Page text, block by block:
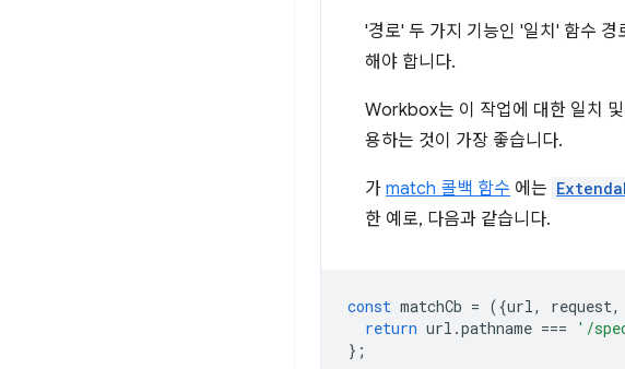
'경로' 두 가지 기능인 '일치' 함수
해야 합니다.
Workbox는 이 작업에 대한 일치
용하는 것이 가장 좋습니다.
가 match 콜백 함수 에는
한 예로, 다음과 같습니다.
const matchCb = ({url, request,
return url .pathname === '/
};